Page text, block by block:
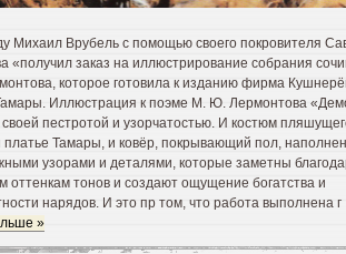
Михаил Врубель с помощью своего покровителя
«получил заказ на иллюстрирование собрания
которое готовила к изданию фирма
Иллюстрация к поэме М. Ю. Лермонтова
пестротой и узорчатостью. И костюм
платье Тамары, и ковёр, покрывающий пол,
узорами и деталями, которые заметны
оттенкам тонов и создают ощущение богатства и
нарядов. И это пр том, что работа выполнена г
»